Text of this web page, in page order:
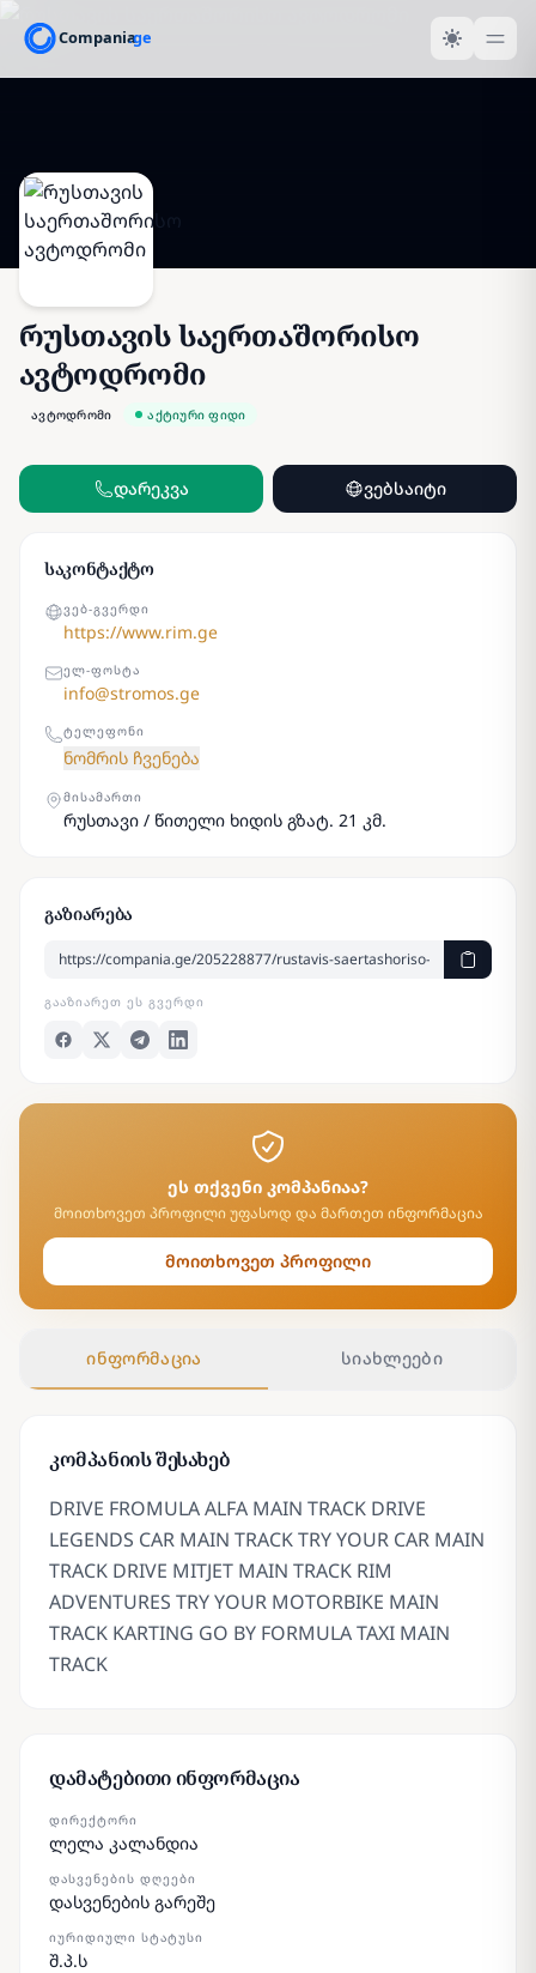
რუსთავის საერთაშორისო
ავტოდრომი
ავტოდრომი აქტიური ფიდი
დარეკვა ვებსაიტი
საკონტაქტო
ᲕᲔᲑ-ᲒᲕᲔᲠᲓᲘ
https://www.rim.ge
ᲔᲚ-ᲤᲝᲡᲢᲐ
info@stromos.ge
ᲢᲔᲚᲔᲤᲝᲜᲘ
ნომრის ჩვენება
ᲛᲘᲡᲐᲛᲐᲠᲗᲘ
რუსთავი / წითელი ხიდის გზატ. 21 კმ.
გაზიარება
ᲒᲐᲐᲖᲘᲐᲠᲔᲗ ᲔᲡ ᲒᲕᲔᲠᲓᲘ
ეს თქვენი კომპანიაა?
მოითხოვეთ პროფილი უფასოდ და მართეთ ინფორმაცია
მოითხოვეთ პროფილი
ინფორმაცია სიახლეები
კომპანიის შესახებ
DRIVE FROMULA ALFA MAIN TRACK DRIVE
LEGENDS CAR MAIN TRACK TRY YOUR CAR MAIN
TRACK DRIVE MITJET MAIN TRACK RIM
ADVENTURES TRY YOUR MOTORBIKE MAIN
TRACK KARTING GO BY FORMULA TAXI MAIN
TRACK
დამატებითი ინფორმაცია
ᲓᲘᲠᲔᲥᲢᲝᲠᲘ
ლელა კალანდია
ᲓᲐᲡᲕᲔᲜᲔᲑᲘᲡ ᲓᲦᲔᲔᲑᲘ
დასვენების გარეშე
ᲘᲣᲠᲘᲓᲘᲣᲚᲘ ᲡᲢᲐᲢᲣᲡᲘ
შ.პ.ს